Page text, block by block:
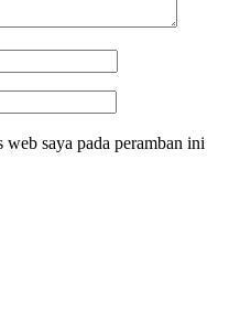
web saya pada peramban ini